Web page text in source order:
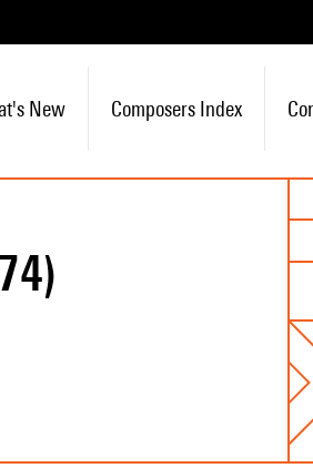
New Composers Index